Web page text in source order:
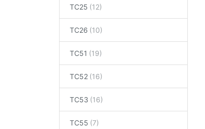
TC25
TC26
TC51
TC52
TC53
TC55